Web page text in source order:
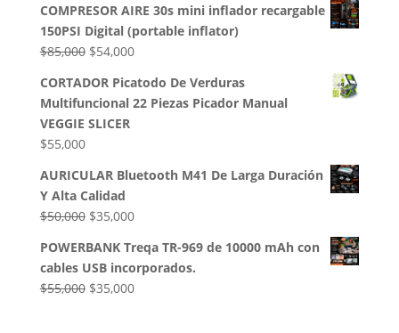
original
era:
$50,000.
actual
es:
$35,000.
COMPRESOR AIRE 30s mini inflador recargable
150PSI Digital (portable inflator)
$85,000 El
original
era:
$85,000.
$54,000El
actual
es:
CORTADOR Picatodo De Verduras
Multifuncional 22 Piezas Picador Manual
VEGGIE SLICER
$55,000
AURICULAR Bluetooth M41 De Larga Duración
Y Alta Calidad
$50,000 El
original
era:
$50,000.
$35,000El
actual
es:
$35,000.
POWERBANK Treqa TR-969 de 10000 mAh con
cables USB incorporados.
$55,000 El
$35,000El